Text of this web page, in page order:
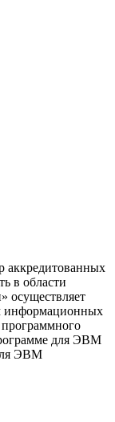
аккредитованных
в области
осуществляет
информационных
для ЭВМ
ЭВМ